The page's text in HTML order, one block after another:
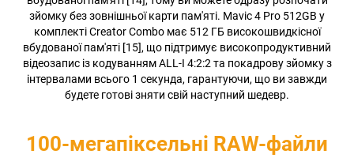
зйомку без зовнішньої карти пам'яті. Mavic 4 Pro 512GB у
комплекті Creator Combo має 512 ГБ високошвидкісної
вбудованої пам'яті [15], що підтримує високопродуктивний
відеозапис із кодуванням ALL-I 4:2:2 та покадрову зйомку з
інтервалами всього 1 секунда, гарантуючи, що ви завжди
будете готові зняти свій наступний шедевр.
100-мегапіксельні RAW-файли